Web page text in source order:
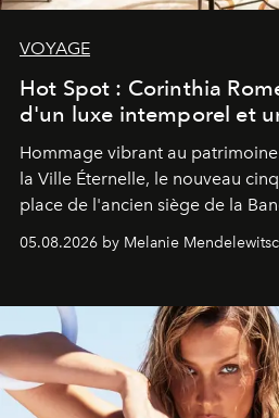
VOYAGE
Hot Spot : Corinthia
d'un luxe intemporel et
Hommage vibrant au
la Ville Éternelle, le nouveau
place de l'ancien siège de la
de vivre Romain dans toute son
05.08.2026 by Melanie